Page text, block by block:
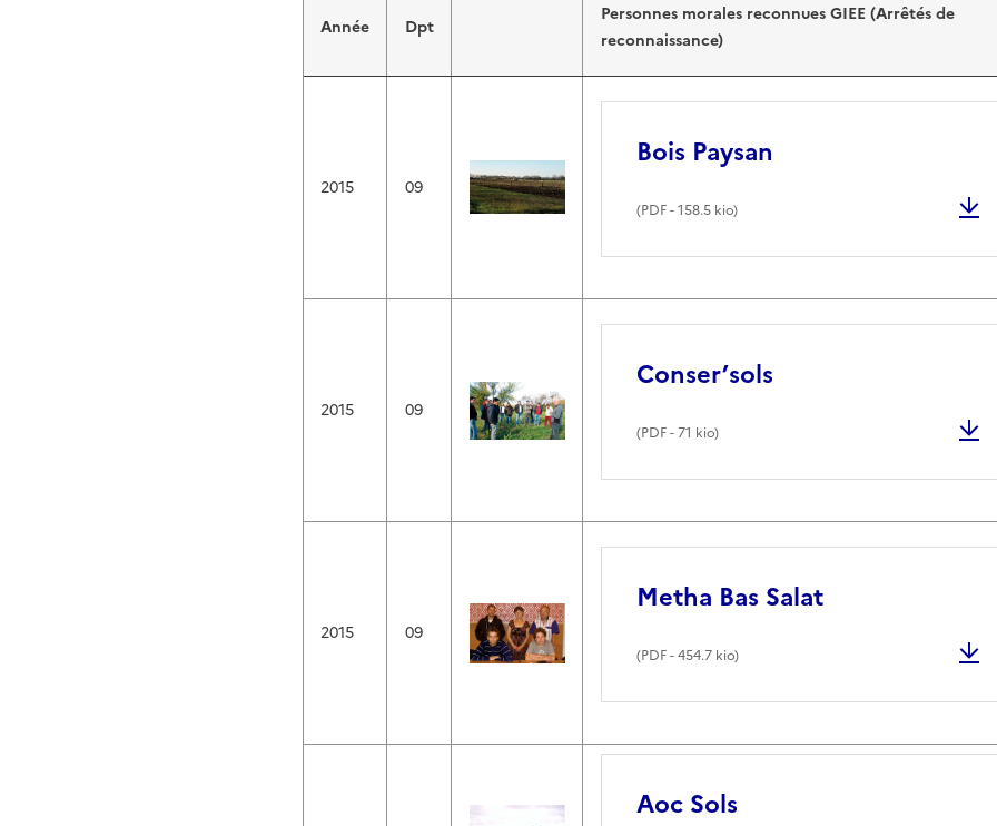
Année Dpt
Personnes morales reconnues GIEE (Arrêtés de
reconnaissance)
2015 09
Bois Paysan
(PDF- 158.5 kio)
2015 09
Conser’sols
(PDF- 71 kio)
2015 09
Metha Bas Salat
(PDF- 454.7 kio)
Aoc Sols